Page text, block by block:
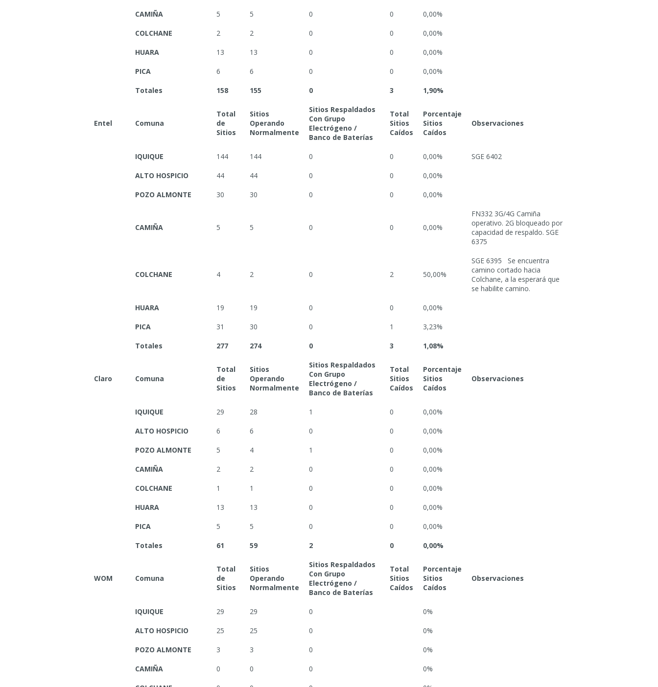
CAMIÑA 5 5 0 0 0,00%
COLCHANE 2 2 0 0 0,00%
HUARA 13 13 0 0 0,00%
PICA 6 6 0 0 0,00%
Totales 158 155 0 3 1,90%
Entel Comuna
Total
de
Sitios
Sitios
Operando
Normalmente
Sitios Respaldados
Con Grupo
Electrógeno /
Banco de Baterías
Total
Sitios
Caídos
Porcentaje
Sitios
Caídos
Observaciones
IQUIQUE 144 144 0 0 0,00% SGE 6402
ALTO HOSPICIO 44 44 0 0 0,00%
POZO ALMONTE 30 30 0 0 0,00%
CAMIÑA 5 5 0 0 0,00%
FN332 3G/4G Camiña
operativo. 2G bloqueado por
capacidad de respaldo. SGE
6375
COLCHANE 4 2 0 2 50,00%
SGE 6395 Se encuentra
camino cortado hacia
Colchane, a la esperará que
se habilite camino.
HUARA 19 19 0 0 0,00%
PICA 31 30 0 1 3,23%
Totales 277 274 0 3 1,08%
Claro Comuna
Total
de
Sitios
Sitios
Operando
Normalmente
Sitios Respaldados
Con Grupo
Electrógeno /
Banco de Baterías
Total
Sitios
Caídos
Porcentaje
Sitios
Caídos
Observaciones
IQUIQUE 29 28 1 0 0,00%
ALTO HOSPICIO 6 6 0 0 0,00%
POZO ALMONTE 5 4 1 0 0,00%
CAMIÑA 2 2 0 0 0,00%
COLCHANE 1 1 0 0 0,00%
HUARA 13 13 0 0 0,00%
PICA 5 5 0 0 0,00%
Totales 61 59 2 0 0,00%
WOM Comuna
Total
de
Sitios
Sitios
Operando
Normalmente
Sitios Respaldados
Con Grupo
Electrógeno /
Banco de Baterías
Total
Sitios
Caídos
Porcentaje
Sitios
Caídos
Observaciones
IQUIQUE 29 29 0 0%
ALTO HOSPICIO 25 25 0 0%
POZO ALMONTE 3 3 0 0%
CAMIÑA 0 0 0 0%